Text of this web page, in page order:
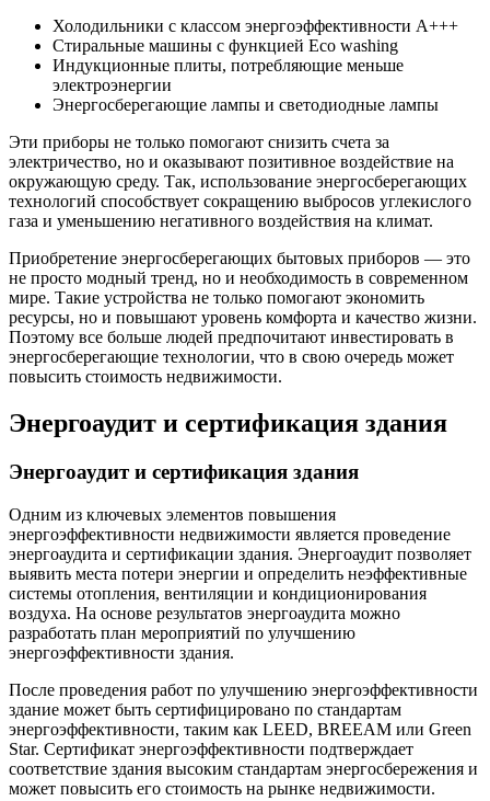
Холодильники с классом энергоэффективности A+++
Стиральные машины с функцией Eco washing
Индукционные плиты, потребляющие меньше
электроэнергии
Энергосберегающие лампы и светодиодные лампы
Эти приборы не только помогают снизить счета за
электричество, но и оказывают позитивное воздействие на
окружающую среду. Так, использование энергосберегающих
технологий способствует сокращению выбросов углекислого
газа и уменьшению негативного воздействия на климат.
Приобретение энергосберегающих бытовых приборов — это
не просто модный тренд, но и необходимость в современном
мире. Такие устройства не только помогают экономить
ресурсы, но и повышают уровень комфорта и качество жизни.
Поэтому все больше людей предпочитают инвестировать в
энергосберегающие технологии, что в свою очередь может
повысить стоимость недвижимости.
Энергоаудит и сертификация здания
Энергоаудит и сертификация здания
Одним из ключевых элементов повышения
энергоэффективности недвижимости является проведение
энергоаудита и сертификации здания. Энергоаудит позволяет
выявить места потери энергии и определить неэффективные
системы отопления, вентиляции и кондиционирования
воздуха. На основе результатов энергоаудита можно
разработать план мероприятий по улучшению
энергоэффективности здания.
После проведения работ по улучшению энергоэффективности
здание может быть сертифицировано по стандартам
энергоэффективности, таким как LEED, BREEAM или Green
Star. Сертификат энергоэффективности подтверждает
соответствие здания высоким стандартам энергосбережения и
может повысить его стоимость на рынке недвижимости.